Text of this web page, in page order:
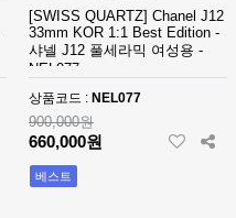
[SWISS QUARTZ] Chanel J12
33mm KOR 1:1 Best Edition -
샤넬 J12 풀세라믹 여성용 -
NEL077
상품코드 : NEL077
900,000원
660,000원
베스트